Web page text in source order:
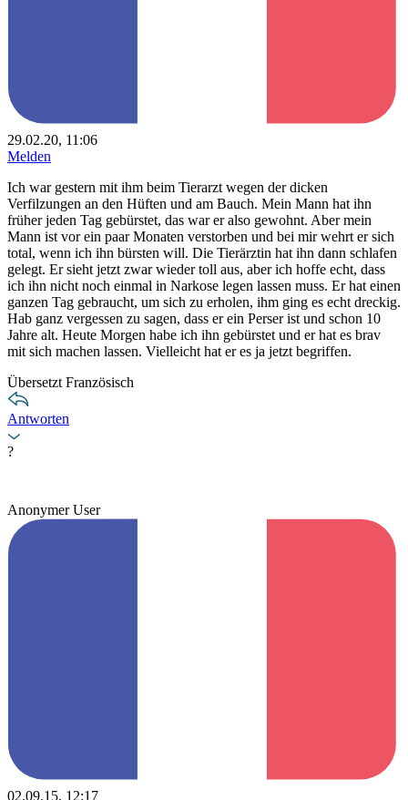
29.02.20, 11:06
Melden
Ich war gestern mit ihm beim Tierarzt wegen der dicken
Verfilzungen an den Hüften und am Bauch. Mein Mann hat ihn
früher jeden Tag gebürstet, das war er also gewohnt. Aber mein
Mann ist vor ein paar Monaten verstorben und bei mir wehrt er sich
total, wenn ich ihn bürsten will. Die Tierärztin hat ihn dann schlafen
gelegt. Er sieht jetzt zwar wieder toll aus, aber ich hoffe echt, dass
ich ihn nicht noch einmal in Narkose legen lassen muss. Er hat einen
ganzen Tag gebraucht, um sich zu erholen, ihm ging es echt dreckig.
Hab ganz vergessen zu sagen, dass er ein Perser ist und schon 10
Jahre alt. Heute Morgen habe ich ihn gebürstet und er hat es brav
mit sich machen lassen. Vielleicht hat er es ja jetzt begriffen.
Übersetzt Französisch
Antworten
?
Anonymer User
02.09.15, 12:17